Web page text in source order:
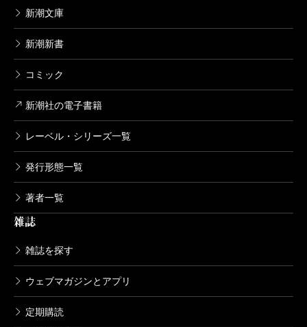
新潮文庫
新潮新書
コミック
新潮社の電子書籍
レーベル・シリーズ一覧
発行形態一覧
著者一覧
雑誌
雑誌を探す
ウェブマガジンとアプリ
定期購読